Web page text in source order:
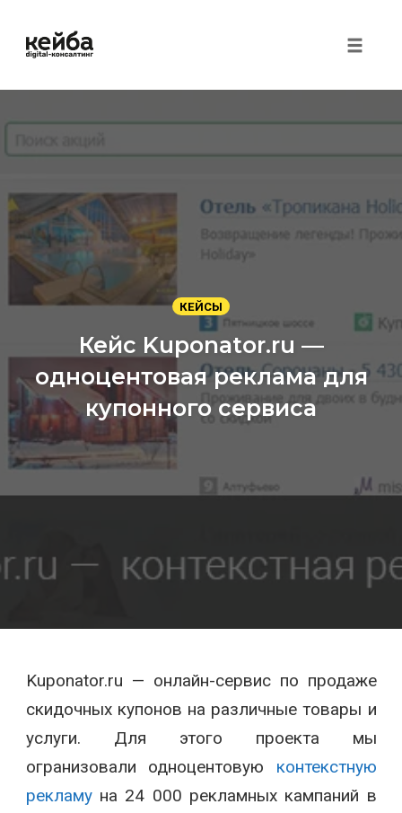
к
контенту
КЕЙСЫ
Кейс Kuponator.ru —
одноцентовая реклама для
купонного сервиса
Kuponator.ru — онлайн-сервис по продаже
скидочных купонов на различные товары и
услуги. Для этого проекта мы
огранизовали одноцентовую контекстную
рекламуна 24 000 рекламных кампаний в